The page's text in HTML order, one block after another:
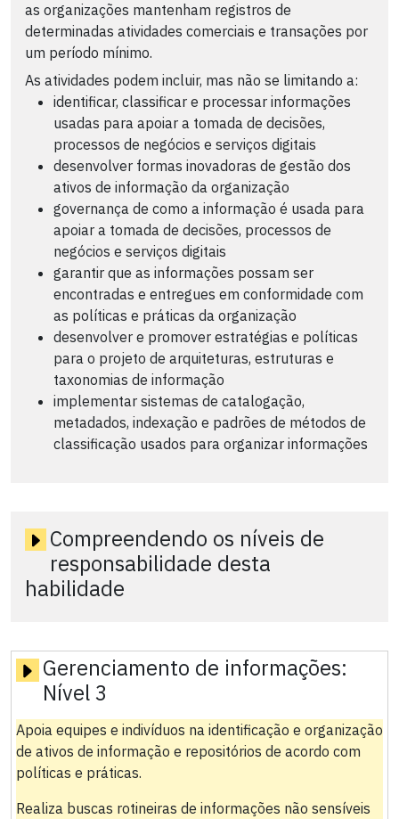
as organizações mantenham registros de
determinadas atividades comerciais e transações por
um período mínimo.
As atividades podem incluir, mas não se limitando a:
identificar, classificar e processar informações
usadas para apoiar a tomada de decisões,
processos de negócios e serviços digitais
desenvolver formas inovadoras de gestão dos
ativos de informação da organização
governança de como a informação é usada para
apoiar a tomada de decisões, processos de
negócios e serviços digitais
garantir que as informações possam ser
encontradas e entregues em conformidade com
as políticas e práticas da organização
desenvolver e promover estratégias e políticas
para o projeto de arquiteturas, estruturas e
taxonomias de informação
implementar sistemas de catalogação,
metadados, indexação e padrões de métodos de
classificação usados para organizar informações
Compreendendo os níveis de
responsabilidade desta
habilidade
Gerenciamento de informações:
Nível 3
Apoia equipes e indivíduos na identificação e organização
de ativos de informação e repositórios de acordo com
políticas e práticas.
Realiza buscas rotineiras de informações não sensíveis